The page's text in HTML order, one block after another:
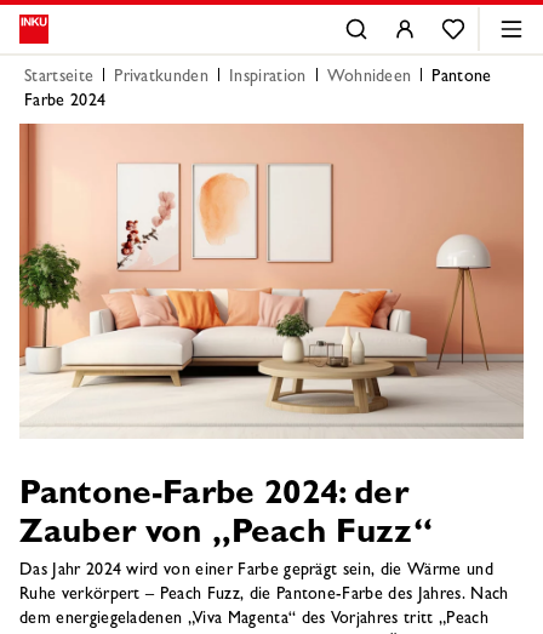
Startseite Privatkunden Inspiration Wohnideen
Pantone
Farbe 2024
Pantone-Farbe 2024: der
Zauber von „Peach Fuzz“
Das Jahr 2024 wird von einer Farbe geprägt sein, die Wärme und
Ruhe verkörpert – Peach Fuzz, die Pantone-Farbe des Jahres. Nach
dem energiegeladenen „Viva Magenta“ des Vorjahres tritt „Peach